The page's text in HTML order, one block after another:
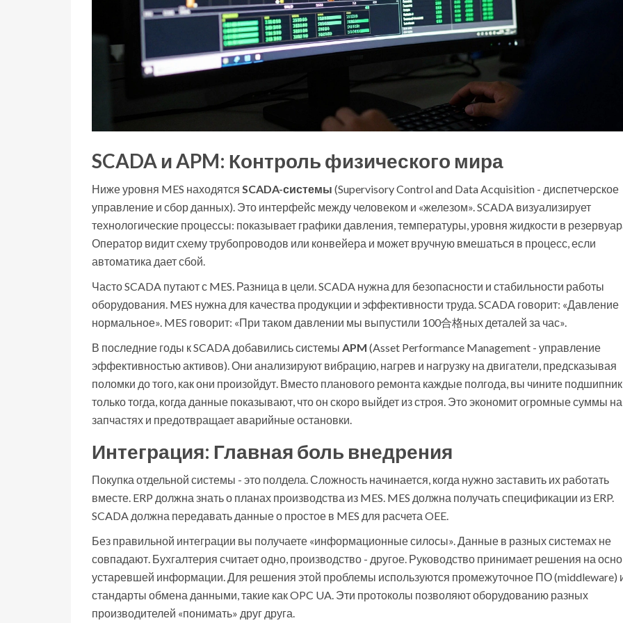
SCADA и APM: Контроль физического мира
Ниже уровня MES находятся SCADA-системы (Supervisory Control and Data Acquisition - диспетчерское
управление и сбор данных). Это интерфейс между человеком и «железом». SCADA визуализирует
технологические процессы: показывает графики давления, температуры, уровня жидкости в
Оператор видит схему трубопроводов или конвейера и может вручную вмешаться в процесс, если
автоматика дает сбой.
Часто SCADA путают с MES. Разница в цели. SCADA нужна для безопасности и стабильности работы
оборудования. MES нужна для качества продукции и эффективности труда. SCADA говорит: «Давление
нормальное». MES говорит: «При таком давлении мы выпустили 100合格ных деталей за час».
В последние годы к SCADA добавились системы APM (Asset Performance Management - управление
эффективностью активов). Они анализируют вибрацию, нагрев и нагрузку на двигатели, предсказывая
поломки до того, как они произойдут. Вместо планового ремонта каждые полгода, вы чините подшипник
только тогда, когда данные показывают, что он скоро выйдет из строя. Это экономит огромные суммы на
запчастях и предотвращает аварийные остановки.
Интеграция: Главная боль внедрения
Покупка отдельной системы - это полдела. Сложность начинается, когда нужно заставить их работать
вместе. ERP должна знать о планах производства из MES. MES должна получать спецификации из ERP.
SCADA должна передавать данные о простое в MES для расчета OEE.
Без правильной интеграции вы получаете «информационные силосы». Данные в разных системах не
совпадают. Бухгалтерия считает одно, производство - другое. Руководство принимает решения на
устаревшей информации. Для решения этой проблемы используются промежуточное ПО (middleware)
стандарты обмена данными, такие как OPC UA. Эти протоколы позволяют оборудованию разных
производителей «понимать» друг друга.